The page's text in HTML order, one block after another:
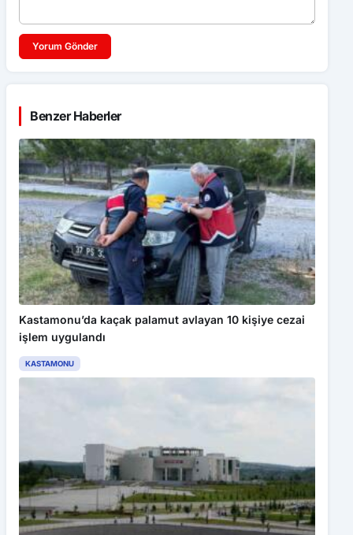
Yorum Gönder
Benzer Haberler
Kastamonu’da kaçak palamut avlayan 10 kişiye cezai
işlem uygulandı
KASTAMONU